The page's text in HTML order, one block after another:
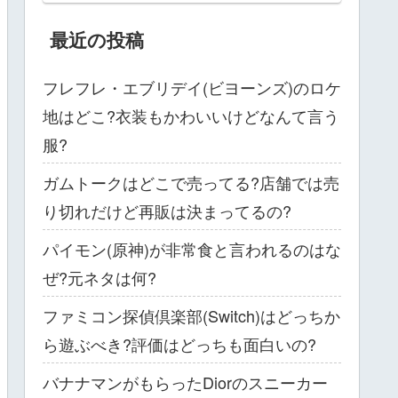
最近の投稿
フレフレ・エブリデイ(ビヨーンズ)のロケ
地はどこ?衣装もかわいいけどなんて言う
服?
ガムトークはどこで売ってる?店舗では売
り切れだけど再販は決まってるの?
パイモン(原神)が非常食と言われるのはな
ぜ?元ネタは何?
ファミコン探偵倶楽部(Switch)はどっちか
ら遊ぶべき?評価はどっちも面白いの?
バナナマンがもらったDiorのスニーカー